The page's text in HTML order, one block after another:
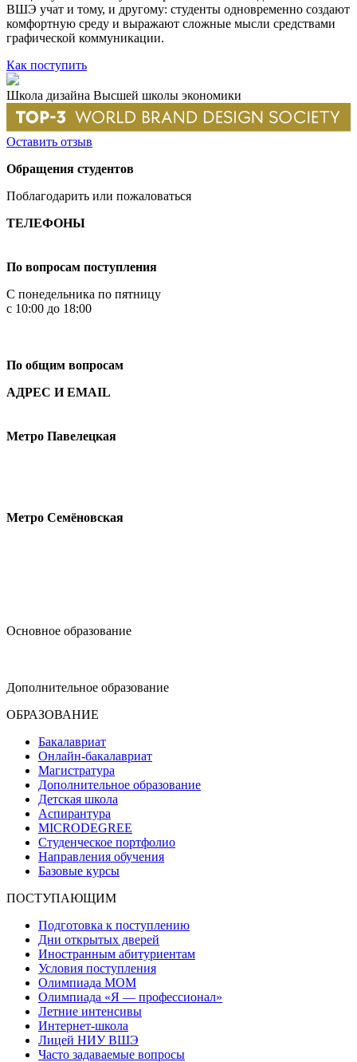
ВШЭ учат и тому, и другому: студенты одновременно создают
комфортную среду и выражают сложные мысли средствами
графической коммуникации.
Как поступить
Школа дизайна Высшей школы экономики
Оставить отзыв
Обращения студентов
Поблагодарить или пожаловаться
ТЕЛЕФОНЫ
По вопросам поступления
С понедельника по пятницу
с 10:00 до 18:00
По общим вопросам
АДРЕС И EMAIL
Метро Павелецкая
Метро Семёновская
Основное образование
Дополнительное образование
ОБРАЗОВАНИЕ
Бакалавриат
Онлайн-бакалавриат
Магистратура
Дополнительное образование
Детская школа
Аспирантура
MICRODEGREE
Студенческое портфолио
Направления обучения
Базовые курсы
ПОСТУПАЮЩИМ
Подготовка к поступлению
Дни открытых дверей
Иностранным абитуриентам
Условия поступления
Олимпиада МОМ
Олимпиада «Я — профессионал»
Летние интенсивы
Интернет-школа
Лицей НИУ ВШЭ
Часто задаваемые вопросы